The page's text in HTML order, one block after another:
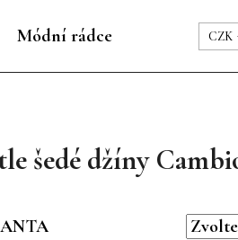
Módní rádce Péče & CZK
šedé džíny